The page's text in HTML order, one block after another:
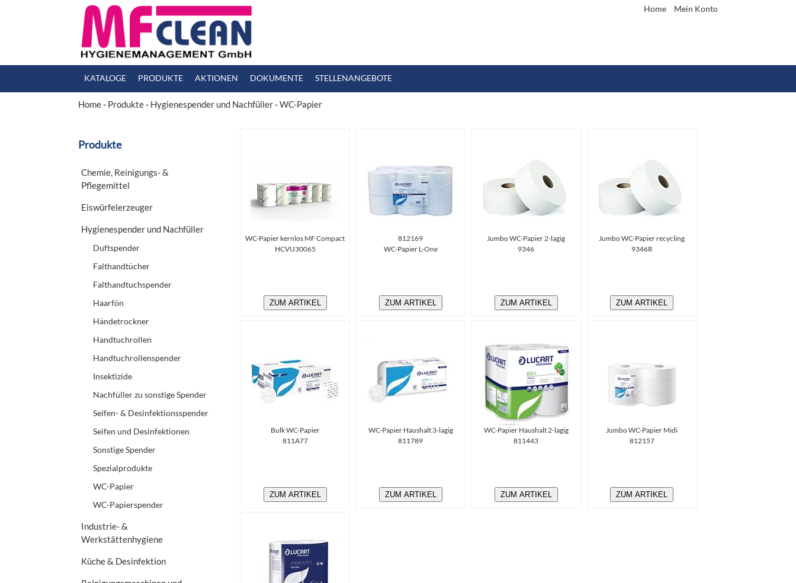
Home Mein Konto
KATALOGE PRODUKTE AKTIONEN DOKUMENTE STELLENANGEBOTE
Home- Produkte- Hygienespender und Nachfüller-WC-Papier
Produkte
Chemie, Reinigungs- &
Pflegemittel
Eiswürfelerzeuger
Hygienespender und Nachfüller
Duftspender
Falthandtücher
Falthandtuchspender
Haarfön
Händetrockner
Handtuchrollen
Handtuchrollenspender
Insektizide
Nachfüller zu sonstige Spender
Seifen- & Desinfektionsspender
Seifen und Desinfektionen
Sonstige Spender
Spezialprodukte
WC-Papier
WC-Papierspender
Industrie- &
Werkstättenhygiene
Küche & Desinfektion
WC-Papier kernlos MF Compact
HCVU30065
ZUM ARTIKEL
812169
WC-Papier L-One
ZUM ARTIKEL
Jumbo WC-Papier 2-lagig
9346
ZUM ARTIKEL
Jumbo WC-Papier recycling
9346R
ZUM ARTIKEL
Bulk WC-Papier
811A77
ZUM ARTIKEL
WC-Papier Haushalt 3-lagig
811789
ZUM ARTIKEL
WC-Papier Haushalt 2-lagig
811443
ZUM ARTIKEL
Jumbo WC-Papier Midi
812157
ZUM ARTIKEL